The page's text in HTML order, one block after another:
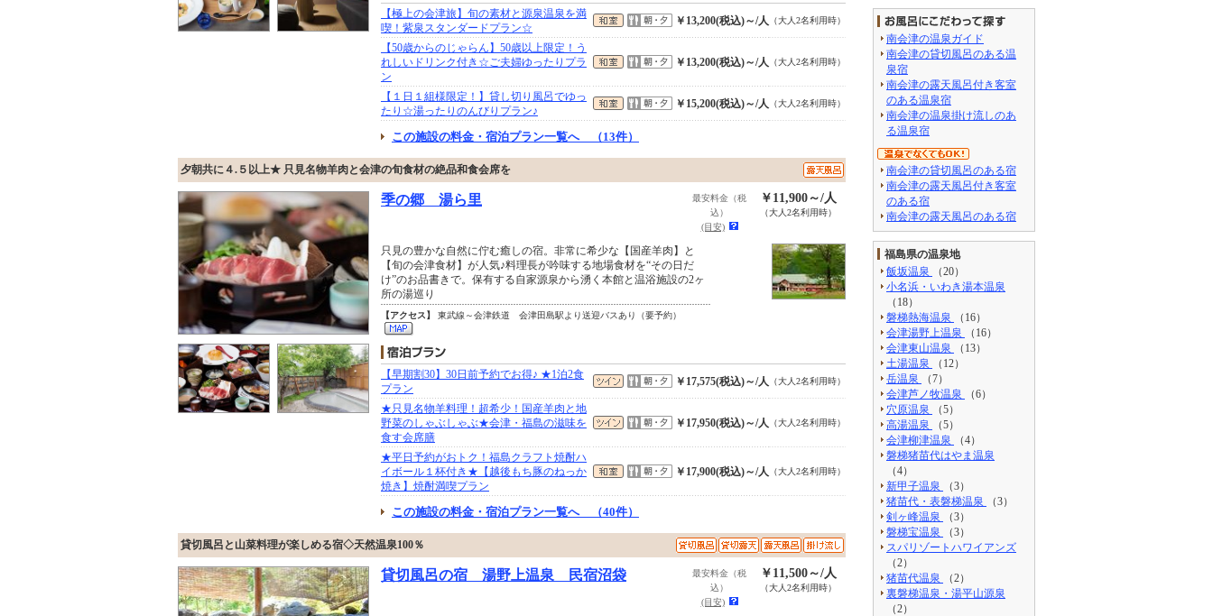
【極上の会津旅】旬の素材と源泉温泉を満
喫！紫泉スタンダードプラン☆
￥13,200(税込)～/人 （大人2名利用時）
【50歳からのじゃらん】50歳以上限定！う
れしいドリンク付き☆ご夫婦ゆったりプラ
ン
￥13,200(税込)～/人 （大人2名利用時）
【１日１組様限定！】貸し切り風呂でゆっ
たり☆湯ったりのんびりプラン♪
￥15,200(税込)～/人 （大人2名利用時）
この施設の料金・宿泊プラン一覧へ （13件）
夕朝共に４.５以上★ 只見名物羊肉と会津の旬食材の絶品和食会席を
季の郷 湯ら里
最安料金（税
込）
(目安)
￥11,900～/人
（大人2名利用時）
只見の豊かな自然に佇む癒しの宿。非常に希少な【国産羊肉】と
【旬の会津食材】が人気♪料理長が吟味する地場食材を“その日だ
け”のお品書きで。保有する自家源泉から湧く本館と温浴施設の2ヶ
所の湯巡り
【アクセス】 東武線～会津鉄道 会津田島駅より送迎バスあり（要予約）
【早期割30】30日前予約でお得♪ ★1泊2食
プラン
￥17,575(税込)～/人 （大人2名利用時）
★只見名物羊料理！超希少！国産羊肉と地
野菜のしゃぶしゃぶ★会津・福島の滋味を
食す会席膳
￥17,950(税込)～/人 （大人2名利用時）
★平日予約がおトク！福島クラフト焼酎ハ
イボール１杯付き★【越後もち豚のねっか
焼き】焼酎満喫プラン
￥17,900(税込)～/人 （大人2名利用時）
この施設の料金・宿泊プラン一覧へ （40件）
貸切風呂と山菜料理が楽しめる宿◇天然温泉100％
貸切風呂の宿 湯野上温泉 民宿沼袋
最安料金（税
込）
(目安)
￥11,500～/人
（大人2名利用時）
南会津の温泉ガイド
南会津の貸切風呂のある温
泉宿
南会津の露天風呂付き客室
のある温泉宿
南会津の温泉掛け流しのあ
る温泉宿
南会津の貸切風呂のある宿
南会津の露天風呂付き客室
のある宿
南会津の露天風呂のある宿
福島県の温泉地
飯坂温泉
（20）
小名浜・いわき湯本温泉
（18）
磐梯熱海温泉
（16）
会津湯野上温泉
（16）
会津東山温泉
（13）
土湯温泉
（12）
岳温泉
（7）
会津芦ノ牧温泉
（6）
穴原温泉
（5）
高湯温泉
（5）
会津柳津温泉
（4）
磐梯猪苗代はやま温泉
（4）
新甲子温泉
（3）
猪苗代・表磐梯温泉
（3）
剣ヶ峰温泉
（3）
磐梯宝温泉
（3）
スパリゾートハワイアンズ
（2）
猪苗代温泉
（2）
裏磐梯温泉・湯平山源泉
（2）